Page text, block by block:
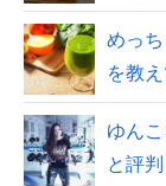
めっ
を教え
ゆん
と評判